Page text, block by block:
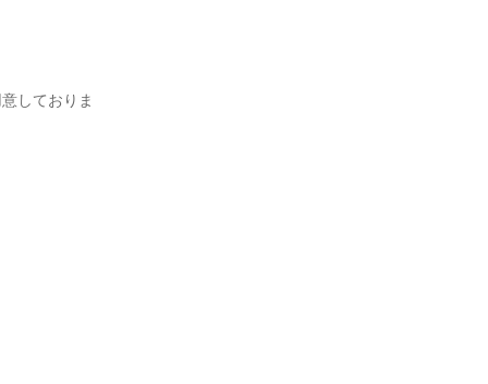
しておりま